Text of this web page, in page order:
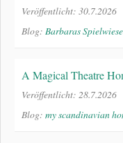
Veröffentlicht: 30.7.2026
Blog: Barbaras Spielwiese
A Magical Theatre
Veröffentlicht: 28.7.2026
Blog: my scandinavian